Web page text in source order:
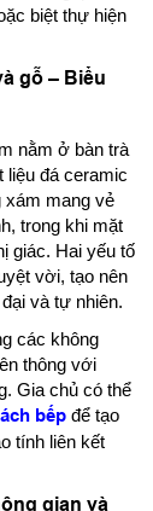
biệt thự hiện
gỗ – Biểu
nằm ở bàn trà
liệu đá ceramic
xám mang vẻ
trong khi mặt
giác. Hai yếu tố
vời, tạo nên
và tự nhiên.
các không
thông với
Gia chủ có thể
bếp để tạo
tính liên kết
gian và